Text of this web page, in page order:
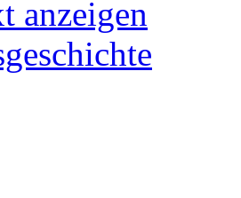
anzeigen